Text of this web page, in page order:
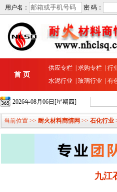
用户名： 密 码：
首 页
供应专栏 求购专栏 行
水泥行业
玻璃行业 有
2026年08月06日[星期四]
当前位置 >> 耐火材料商情网 >> 石化行业
九江